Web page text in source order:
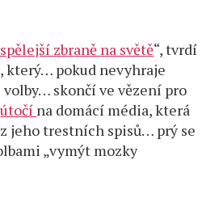
zbraně na světě“, tvrdí
který… pokud nevyhraje
volby… skončí ve vězení pro
útočí na domácí média, která
jeho trestních spisů… prý se
„vymýt mozky